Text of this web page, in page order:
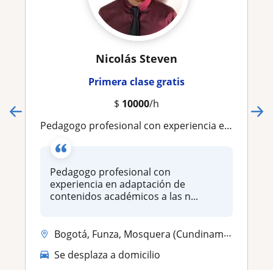
Nicolás Steven
Primera clase gratis
$ 10000/h
Pedagogo profesional con experiencia en adaptación de contenidos académicos a las necesidades educativas de jóvenes y niños
Pedagogo profesional con
experiencia en adaptación de
contenidos académicos a las n...
Bogotá, Funza, Mosquera (Cundinamarca), Soacha
Se desplaza a domicilio